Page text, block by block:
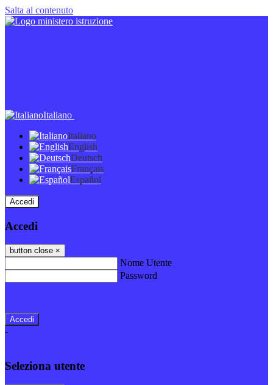
Salta al contenuto
Italiano
Italiano
English
Deutsch
Français
Español
Accedi
Accedi
button close ×
Nome Utente
Password
-
Seleziona utente